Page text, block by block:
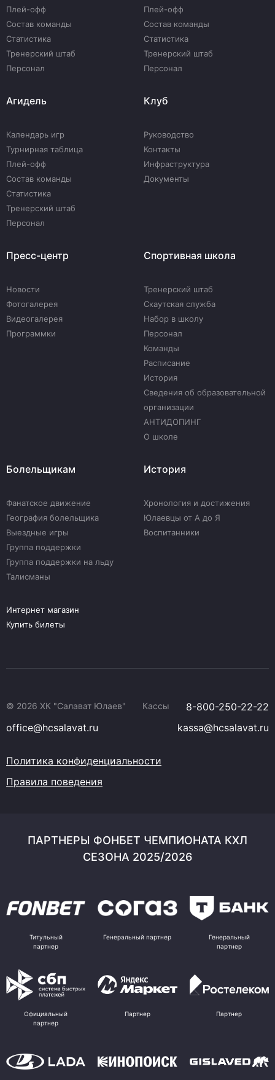
Плей-офф
Состав команды
Статистика
Тренерский штаб
Персонал
Плей-офф
Состав команды
Статистика
Тренерский штаб
Персонал
Агидель
Календарь игр
Турнирная таблица
Плей-офф
Состав команды
Статистика
Тренерский штаб
Персонал
Клуб
Руководство
Контакты
Инфраструктура
Документы
Пресс-центр
Новости
Фотогалерея
Видеогалерея
Программки
Спортивная школа
Тренерский штаб
Скаутская служба
Набор в школу
Персонал
Команды
Расписание
История
Сведения об образовательной
организации
АНТИДОПИНГ
О школе
Болельщикам
Фанатское движение
География болельщика
Выездные игры
Группа поддержки
Группа поддержки на льду
Талисманы
История
Хронология и достижения
Юлаевцы от А до Я
Воспитанники
Интернет магазин
Купить билеты
© 2026 ХК "Салават Юлаев" Кассы
8-800-250-22-22
office@hcsalavat.ru
kassa@hcsalavat.ru
Политика конфиденциальности
Правила поведения
ПАРТНЕРЫ ФОНБЕТ ЧЕМПИОНАТА КХЛ
СЕЗОНА 2025/2026
Титульный
партнер
Генеральный партнер
Генеральный
партнер
Официальный
партнер
Партнер Партнер